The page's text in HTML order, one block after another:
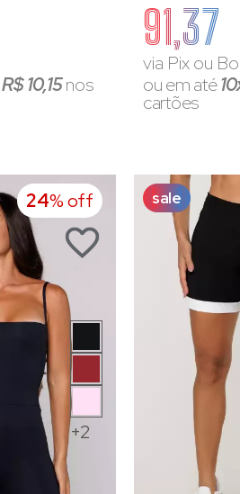
R$ 10,15nos
91,37
via Pix ou
ou em até
cartões
24% off
+2
sale